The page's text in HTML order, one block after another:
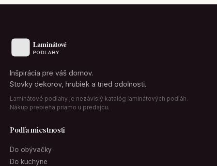
Inšpirácia pre váš domov.
Stovky dekorov, hrubiek a tried odolnosti.
Laminátové podlahy je nezávislý katalóg laminátových podláh.
Nákup prebieha priamo u predajcu.
Podľa miestnosti
Do obývačky
Do kuchyne